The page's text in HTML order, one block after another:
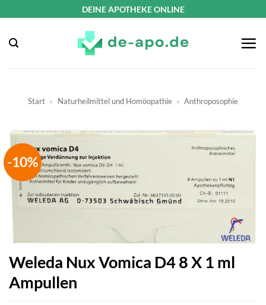
springen
DEINE APOTHEKE ONLINE
Start » Naturheilmittel und Homöopathie » Anthroposophie
-10%
Weleda Nux Vomica D4 8 X 1 ml
Ampullen